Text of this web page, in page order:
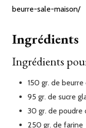
beurre-sale-maison/
Ingrédients
Ingrédients
150 gr. de
95 gr. de sucre
30 gr. de poudre
250 gr. de farine